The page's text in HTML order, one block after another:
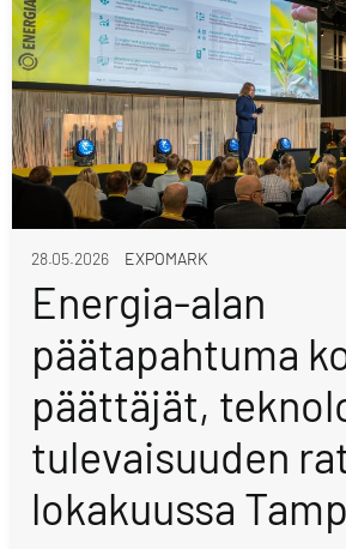
28.05.2026 EXPOMARK
Energia-alan
päätapahtuma
päättäjät,
tulevaisuuden
lokakuussa